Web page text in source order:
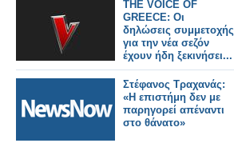
THE VOICE OF
GREECE: Οι
δηλώσεις συμμετοχής
για την νέα σεζόν
έχουν ήδη ξεκινήσει...
Στέφανος Τραχανάς:
«Η επιστήμη δεν με
παρηγορεί απέναντι
στο θάνατο»